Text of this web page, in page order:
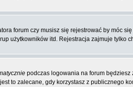
forum czy musisz się rejestrować by móc
użytkowników itd. Rejestracja zajmuje tylko
podczas logowania na forum
to zalecane, gdy korzystasz z publicznego